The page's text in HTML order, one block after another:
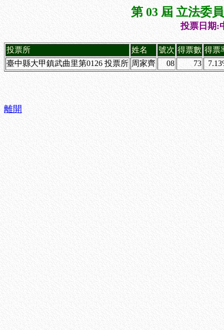
第 03 屆 立法委
投票日期:
投票所 姓名 號次 得票數 得票
臺中縣大甲鎮武曲里第0126 投票所 周家齊 08 73
離開